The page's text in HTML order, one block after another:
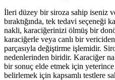
İleri düzey bir siroza sahip iseniz
bıraktığında, tek tedavi seçeneği
nakli, karaciğerinizi ölmüş bir
karaciğerle veya canlı bir
parçasıyla değiştirme işlemidir.
nedenlerinden biridir. Karaciğer
bir sonuç elde etmek için yeterince
belirlemek için kapsamlı testlere